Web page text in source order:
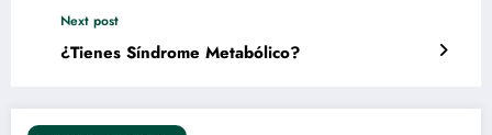
Next post
¿Tienes Síndrome Metabólico?